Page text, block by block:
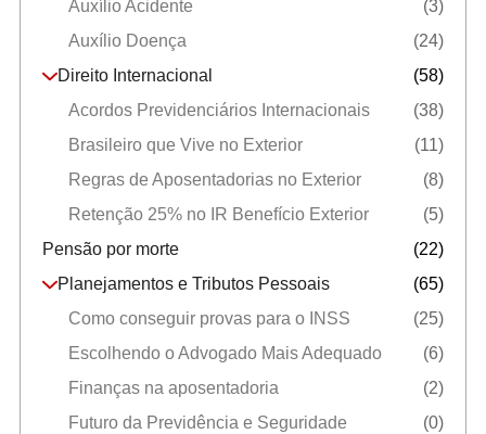
Auxílio Acidente
(3)
Auxílio Doença
(24)
Direito Internacional
(58)
Acordos Previdenciários Internacionais
(38)
Brasileiro que Vive no Exterior
(11)
Regras de Aposentadorias no Exterior
(8)
Retenção 25% no IR Benefício Exterior
(5)
Pensão por morte
(22)
Planejamentos e Tributos Pessoais
(65)
Como conseguir provas para o INSS
(25)
Escolhendo o Advogado Mais Adequado
(6)
Finanças na aposentadoria
(2)
Futuro da Previdência e Seguridade
(0)